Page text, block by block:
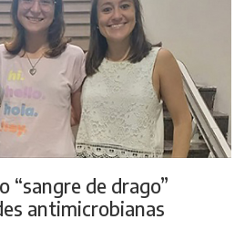
“sangre de drago”
antimicrobianas